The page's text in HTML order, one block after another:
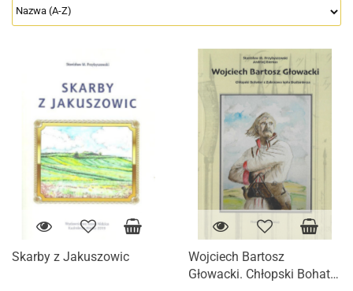
Skarby z Jakuszowic
Wojciech Bartosz
Głowacki. Chłopski Bohater